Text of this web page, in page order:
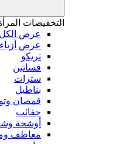
التخفيضات
عرض الكل
عرض أزياء
تريكو
فساتين
سترات
بناطيل
قمصان
حقائب
أوشحة
معاطف